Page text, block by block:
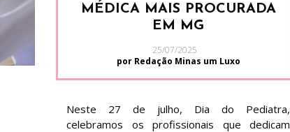
MÉDICA MAIS PROCURADA
EM MG
25/07/2025
por Redação Minas um Luxo
Neste 27 de julho, Dia do Pediatra,
celebramos os profissionais que dedicam